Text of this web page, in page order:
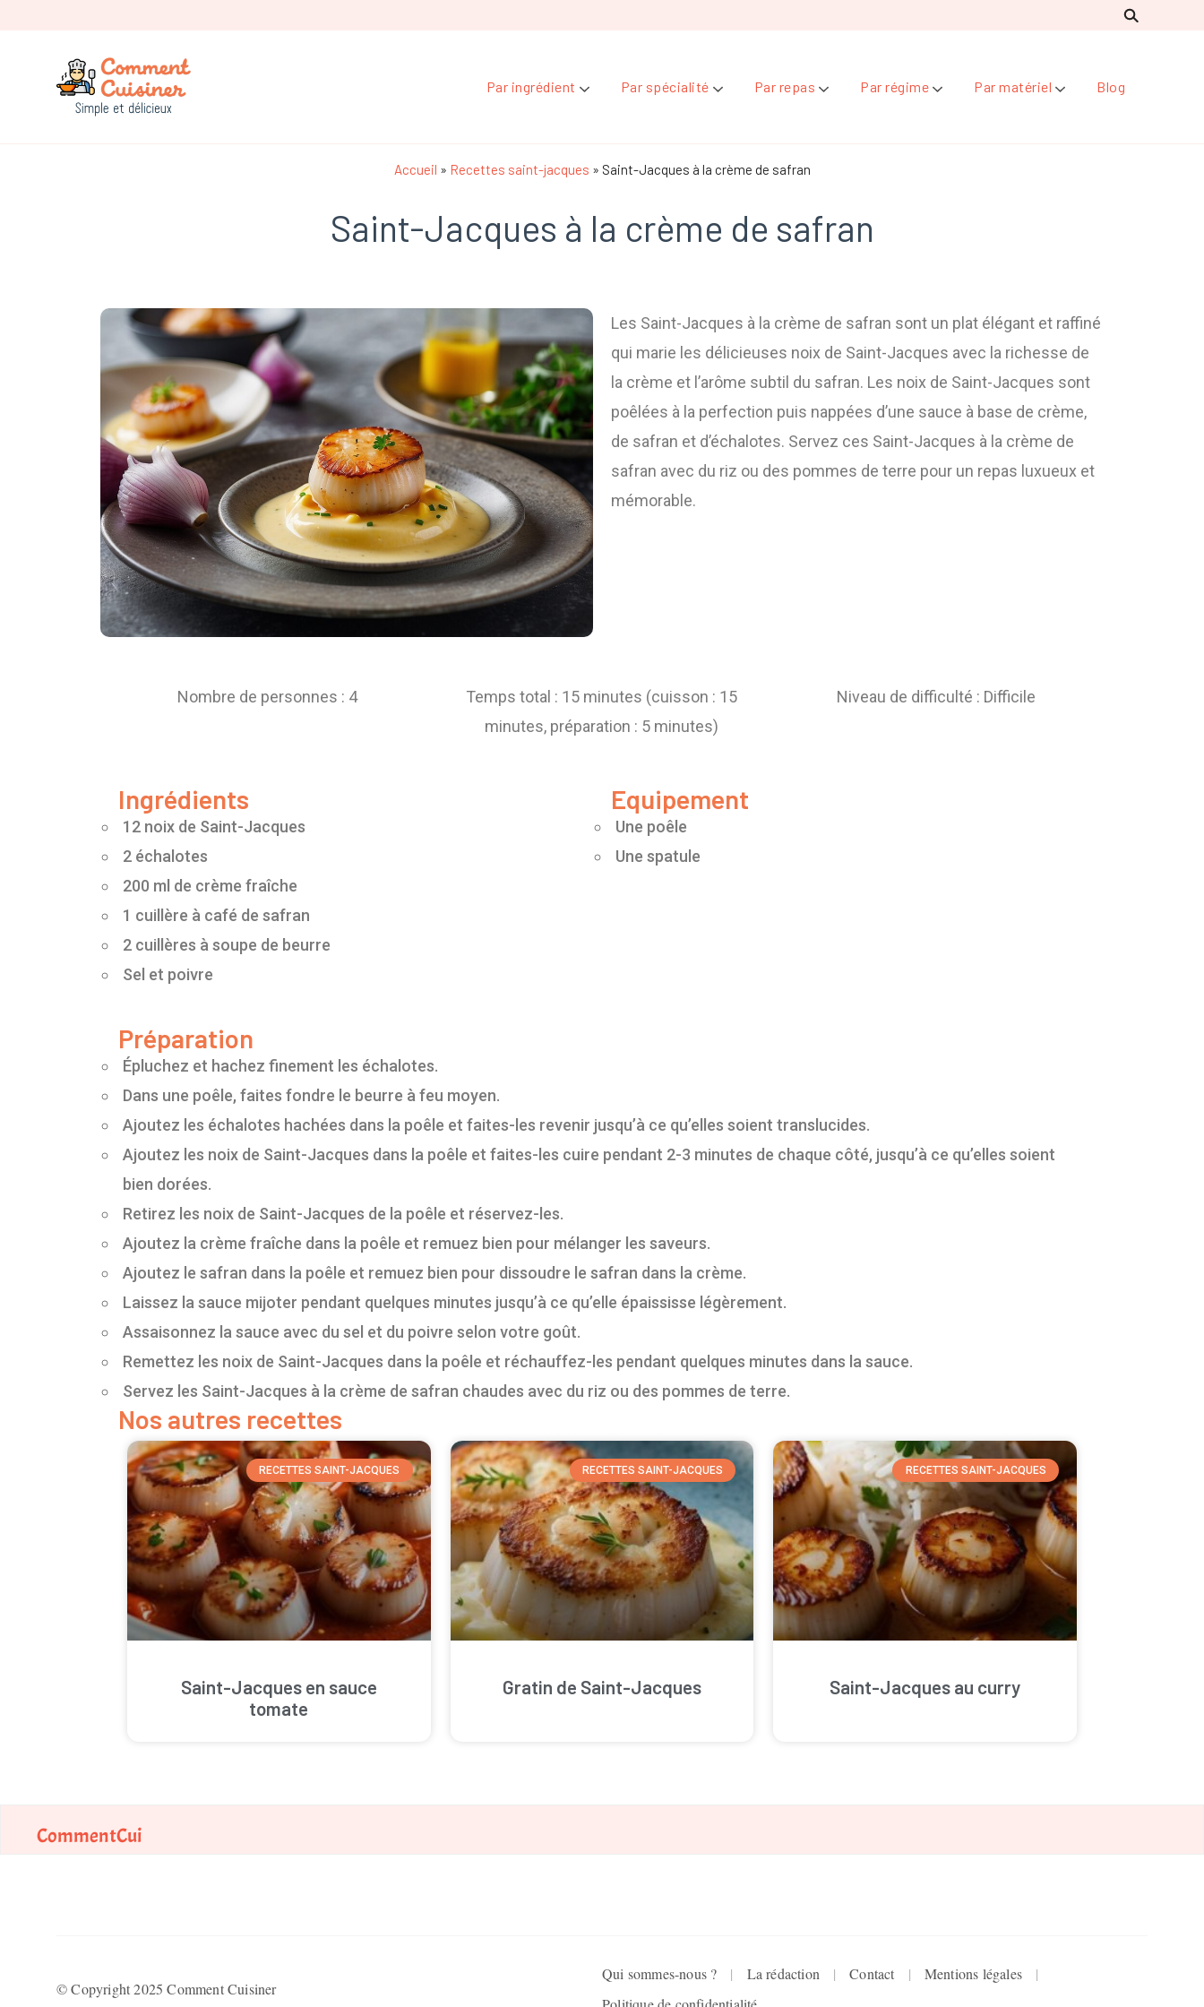
Par ingrédient Par spécialité Par repas Par régime Par matériel Blog
Accueil » Recettes saint-jacques » Saint-Jacques à la crème de safran
Saint-Jacques à la crème de safran
Les Saint-Jacques à la crème de safran sont un plat élégant et raffiné
qui marie les délicieuses noix de Saint-Jacques avec la richesse de
la crème et l’arôme subtil du safran. Les noix de Saint-Jacques sont
poêlées à la perfection puis nappées d’une sauce à base de crème,
de safran et d’échalotes. Servez ces Saint-Jacques à la crème de
safran avec du riz ou des pommes de terre pour un repas luxueux et
mémorable.
Nombre de personnes : 4
Temps total : 15 minutes (cuisson : 15
minutes, préparation : 5 minutes)
Niveau de difficulté : Difficile
Ingrédients
12 noix de Saint-Jacques
2 échalotes
200 ml de crème fraîche
1 cuillère à café de safran
2 cuillères à soupe de beurre
Sel et poivre
Equipement
Une poêle
Une spatule
Préparation
Épluchez et hachez finement les échalotes.
Dans une poêle, faites fondre le beurre à feu moyen.
Ajoutez les échalotes hachées dans la poêle et faites-les revenir jusqu’à ce qu’elles soient translucides.
Ajoutez les noix de Saint-Jacques dans la poêle et faites-les cuire pendant 2-3 minutes de chaque côté, jusqu’à ce qu’elles soient
bien dorées.
Retirez les noix de Saint-Jacques de la poêle et réservez-les.
Ajoutez la crème fraîche dans la poêle et remuez bien pour mélanger les saveurs.
Ajoutez le safran dans la poêle et remuez bien pour dissoudre le safran dans la crème.
Laissez la sauce mijoter pendant quelques minutes jusqu’à ce qu’elle épaississe légèrement.
Assaisonnez la sauce avec du sel et du poivre selon votre goût.
Remettez les noix de Saint-Jacques dans la poêle et réchauffez-les pendant quelques minutes dans la sauce.
Servez les Saint-Jacques à la crème de safran chaudes avec du riz ou des pommes de terre.
Nos autres recettes
RECETTES SAINT-JACQUES
Saint-Jacques en sauce
tomate
RECETTES SAINT-JACQUES
Gratin de Saint-Jacques
RECETTES SAINT-JACQUES
Saint-Jacques au curry
CommentCui
© Copyright 2025 Comment Cuisiner
Qui sommes-nous ? La rédaction Contact
Mentions légales